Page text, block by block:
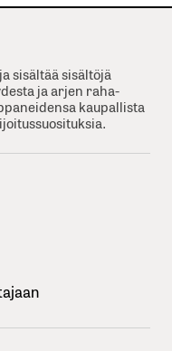
sisältää sisältöjä
ja arjen raha-
kaupallista